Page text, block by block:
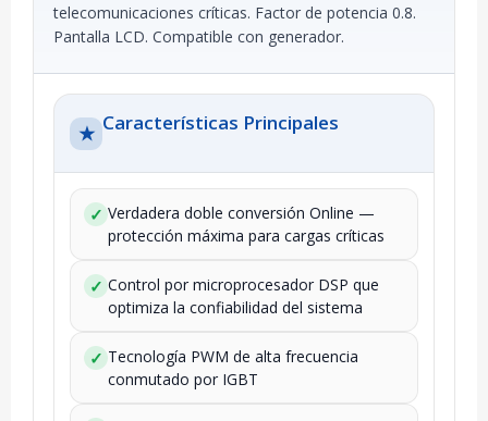
telecomunicaciones críticas. Factor de potencia 0.8.
Pantalla LCD. Compatible con generador.
★ Características Principales
✓ Verdadera doble conversión Online —
protección máxima para cargas críticas
✓ Control por microprocesador DSP que
optimiza la confiabilidad del sistema
✓ Tecnología PWM de alta frecuencia
conmutado por IGBT